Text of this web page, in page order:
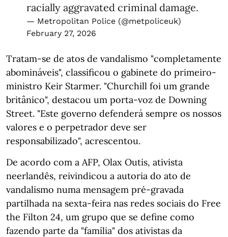
racially aggravated criminal damage.
— Metropolitan Police (@metpoliceuk)
February 27, 2026
Tratam-se de atos de vandalismo "completamente
abomináveis", classificou o gabinete do primeiro-
ministro Keir Starmer. "Churchill foi um grande
britânico", destacou um porta-voz de Downing
Street. "Este governo defenderá sempre os nossos
valores e o perpetrador deve ser
responsabilizado", acrescentou.
De acordo com a AFP, Olax Outis, ativista
neerlandês, reivindicou a autoria do ato de
vandalismo numa mensagem pré-gravada
partilhada na sexta-feira nas redes sociais do Free
the Filton 24, um grupo que se define como
fazendo parte da "família" dos ativistas da